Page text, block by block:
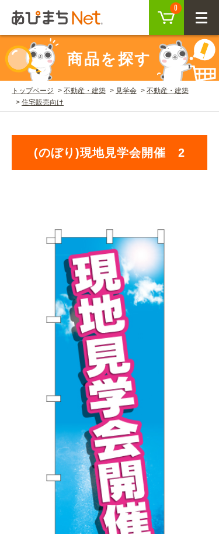
0
CLOSE
ログイン
会員登録
商品を探す
SEARCH
注目キーワード
韓国グルメ 駐車場
CATEGORY
飲食
美容・健康
イベント・季節 不動産・建築
カルチャー・教養
車・バイク関連
OTHER ITEMS
ご利用ガイド トップ
取り扱い商品一覧
既製デザイン商品注文方法
オリジナルオーダー注文方法
お届け納期と配送方法
お支払方法
初めての方へ
BEGINNER'S GUIDE
初めての方へ トップ
商品について
オリジナルオーダー制作事例
商品を探す
トップページ 不動産・建築 見学会
不動産・建築
住宅販売向け
(のぼり)現地見学会開催 2